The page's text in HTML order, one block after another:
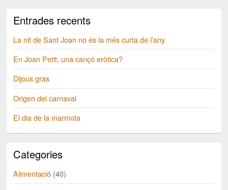
Entrades recents
La nit de Sant Joan no és la més curta de l’any
En Joan Petit, una cançó eròtica?
Dijous gras
Origen del carnaval
El dia de la marmota
Categories
Alimentació (40)